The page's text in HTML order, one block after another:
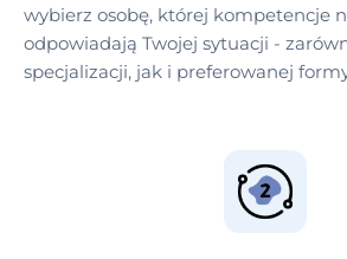
wybierz osobę, której kompetencje
odpowiadają Twojej sytuacji -
specjalizacji, jak i preferowanej